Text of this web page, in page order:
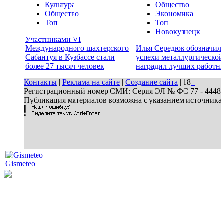
Культура
Общество
Топ
Участниками VI
Международного шахтерского
Сабантуя в Кузбассе стали
более 27 тысяч человек
Общество
Экономика
Топ
Новокузнецк
Илья Середюк
успехи
наградил лучших
Контакты | Реклама на сайте | Создание сайта | 18+
Регистрационный номер СМИ: Серия ЭЛ № ФС 77 - 44486
Публикация материалов возможна с указанием
Gismeteo